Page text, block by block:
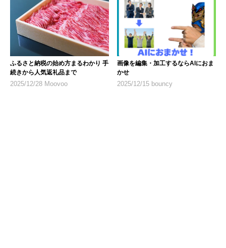
ふるさと納税の始め方まるわかり 手
続きから人気返礼品まで
2025/12/28 Moovoo
画像を編集・加工するならAIにおま
かせ
2025/12/15 bouncy